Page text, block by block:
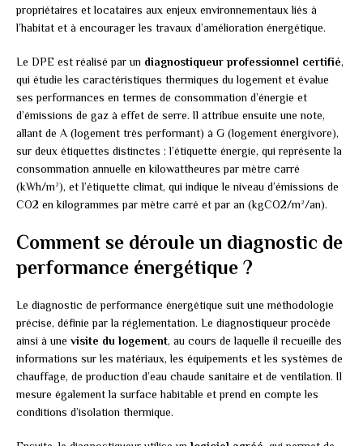
propriétaires et locataires aux enjeux environnementaux liés à
l’habitat et à encourager les travaux d’amélioration énergétique.
Le DPE est réalisé par un diagnostiqueur professionnel certifié,
qui étudie les caractéristiques thermiques du logement et évalue
ses performances en termes de consommation d’énergie et
d’émissions de gaz à effet de serre. Il attribue ensuite une note,
allant de A (logement très performant) à G (logement énergivore),
sur deux étiquettes distinctes : l’étiquette énergie, qui représente la
consommation annuelle en kilowattheures par mètre carré
(kWh/m²), et l’étiquette climat, qui indique le niveau d’émissions de
CO2 en kilogrammes par mètre carré et par an (kgCO2/m²/an).
Comment se déroule un diagnostic de
performance énergétique ?
Le diagnostic de performance énergétique suit une méthodologie
précise, définie par la réglementation. Le diagnostiqueur procède
ainsi à une visite du logement, au cours de laquelle il recueille des
informations sur les matériaux, les équipements et les systèmes de
chauffage, de production d’eau chaude sanitaire et de ventilation. Il
mesure également la surface habitable et prend en compte les
conditions d’isolation thermique.